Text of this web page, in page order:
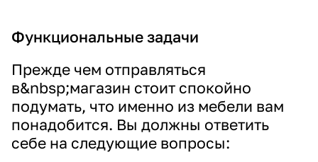
Функциональные задачи
Прежде чем отправляться
в&nbsp;магазин стоит спокойно
подумать, что именно из мебели вам
понадобится. Вы должны ответить
себе на следующие вопросы: